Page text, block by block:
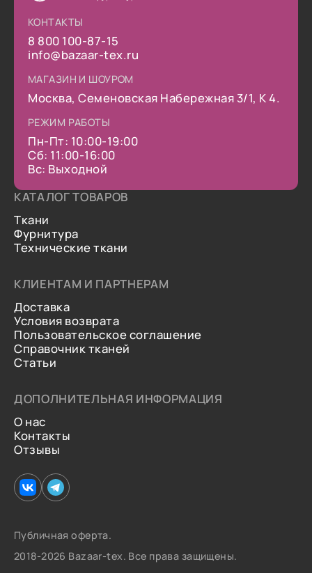
КОНТАКТЫ
8 800 100-87-15
info@bazaar-tex.ru
МАГАЗИН И ШОУРОМ
Москва, Семеновская Набережная 3/1, К 4.
РЕЖИМ РАБОТЫ
Пн-Пт: 10:00-19:00
Сб: 11:00-16:00
Вс: Выходной
КАТАЛОГ ТОВАРОВ
Ткани
Фурнитура
Технические ткани
КЛИЕНТАМ И ПАРТНЕРАМ
Доставка
Условия возврата
Пользовательское соглашение
Справочник тканей
Статьи
ДОПОЛНИТЕЛЬНАЯ ИНФОРМАЦИЯ
О нас
Контакты
Отзывы
Публичная оферта.
2018-2026 Bazaar-tex. Все права защищены.